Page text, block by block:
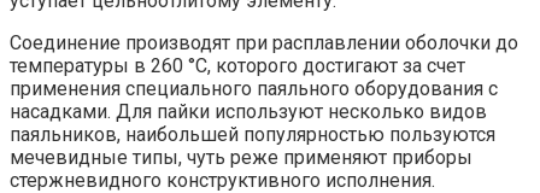
Соединение производят при расплавлении оболочки до
температуры в 260 °С, которого достигают за счет
применения специального паяльного оборудования с
насадками. Для пайки используют несколько видов
паяльников, наибольшей популярностью пользуются
мечевидные типы, чуть реже применяют приборы
стержневидного конструктивного исполнения.